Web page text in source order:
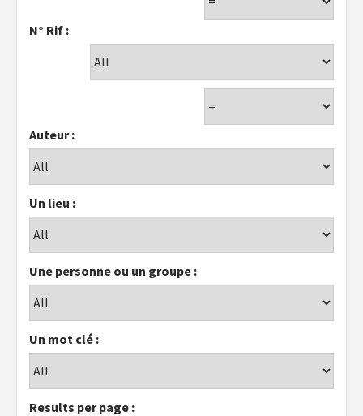
N° Rif :
Auteur :
Un lieu :
Une personne ou un groupe :
Un mot clé :
Results per page :